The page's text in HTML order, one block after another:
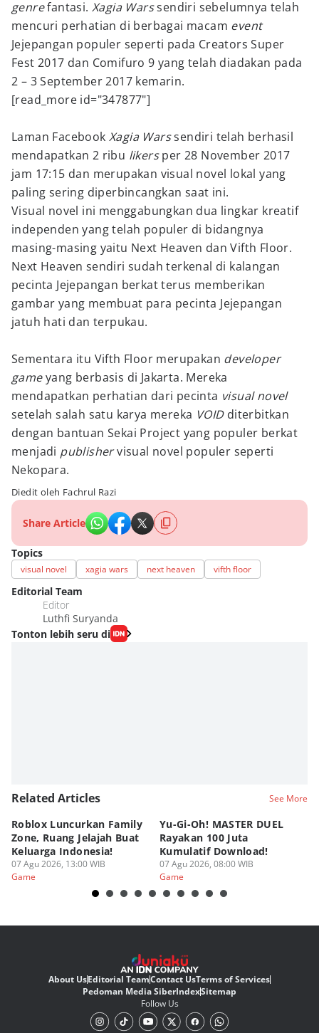
genrefantasi.Xagia Warssendiri sebelumnya telah
mencuri perhatian di berbagai macam event
Jejepangan populer seperti pada Creators Super
Fest 2017 dan Comifuro 9 yang telah diadakan pada
2 – 3 September 2017 kemarin.
[read_more id="347877"]
Laman Facebook Xagia Warssendiri telah berhasil
mendapatkan 2 ribu likersper 28 November 2017
jam 17:15 dan merupakan visual novel lokal yang
paling sering diperbincangkan saat ini.
Visual novel ini menggabungkan dua lingkar kreatif
independen yang telah populer di bidangnya
masing-masing yaitu Next Heaven dan Vifth Floor.
Next Heaven sendiri sudah terkenal di kalangan
pecinta Jejepangan berkat terus memberikan
gambar yang membuat para pecinta Jejepangan
jatuh hati dan terpukau.
Sementara itu Vifth Floor merupakan developer
gameyang berbasis di Jakarta. Mereka
mendapatkan perhatian dari pecinta visual novel
setelah salah satu karya mereka VOID diterbitkan
dengan bantuan Sekai Project yang populer berkat
menjadi publishervisual novel populer seperti
Nekopara.
Diedit oleh Fachrul Razi
Share Article
Topics
visual novel xagia wars next heaven vifth floor
Editorial Team
Editor
Luthfi Suryanda
Tonton lebih seru di
Related Articles See More
Roblox Luncurkan Family
Zone, Ruang Jelajah Buat
Keluarga Indonesia!
07 Agu 2026, 13:00 WIB
Game
Yu-Gi-Oh! MASTER DUEL
Rayakan 100 Juta
Kumulatif Download!
07 Agu 2026, 08:00 WIB
Game
About UsEditorial TeamContact UsTerms of Services
Pedoman Media SiberIndexSitemap
Follow Us